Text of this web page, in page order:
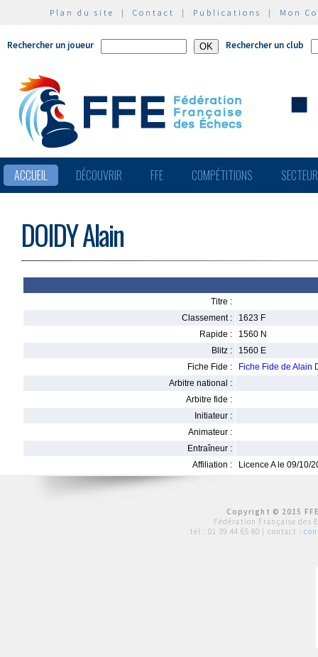
Plan du site | Contact | Publications | Mon
Rechercher un joueur Rechercher un club
ACCUEIL DÉCOUVRIR FFE COMPÉTITIONS
DOIDY Alain
Titre :
Classement :
1623 F
Rapide :
1560 N
Blitz :
1560 E
Fiche Fide :
Fiche Fide de Alain
Arbitre national :
Arbitre fide :
Initiateur :
Animateur :
Entraîneur :
Affiliation :
Licence A le 09/10/
Copyright © 2015
Fédération Française des
tél : 01 39 44 65 80 | contact :